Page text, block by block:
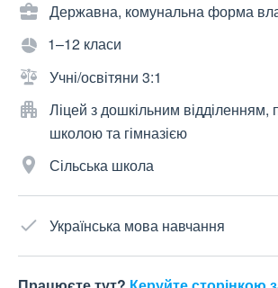
Державна, комунальна форма
1–12 класи
Учні/освітяни 3:1
Ліцей з дошкільним відділенням,
школою та гімназією
Сільська школа
Українська мова навчання